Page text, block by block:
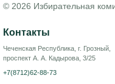
© 2026 Избирательная
Контакты
Чеченская Республика, г. Грозный,
проспект А. А. Кадырова, 3/25
+7(8712)62-88-73